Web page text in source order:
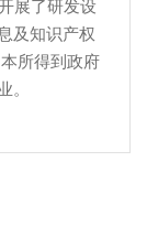
展了研发设
及知识产权
所得到政府